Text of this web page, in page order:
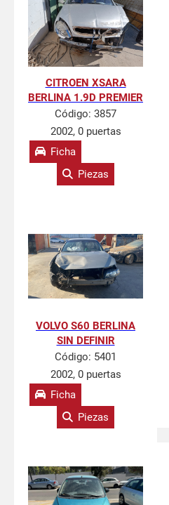
CITROEN XSARA
BERLINA 1.9D PREMIER
Código: 3857
2002, 0 puertas
Ficha
Piezas
VOLVO S60 BERLINA
SIN DEFINIR
Código: 5401
2002, 0 puertas
Ficha
Piezas